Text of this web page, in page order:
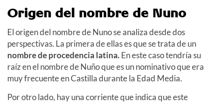
Origen del nombre de Nuno
El origen del nombre de Nuno se analiza desde dos
perspectivas. La primera de ellas es que se trata de un
nombre de procedencia latina.En este caso tendría su
raíz en el nombre de Nuño que es un nominativo que era
muy frecuente en Castilla durante la Edad Media.
Por otro lado, hay una corriente que indica que este